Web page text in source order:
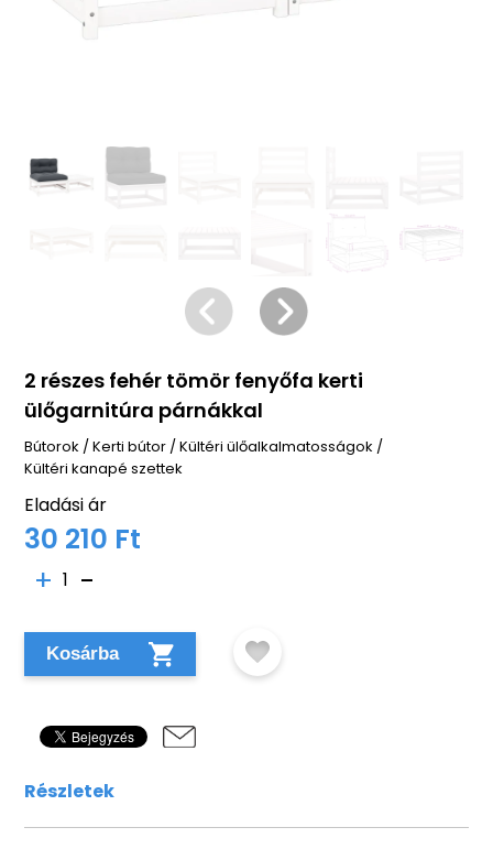
2 részes fehér tömör fenyőfa kerti
ülőgarnitúra párnákkal
Bútorok /Kerti bútor /Kültéri ülőalkalmatosságok /
Kültéri kanapé szettek
Eladási ár
30 210 Ft
1
Kosárba
Részletek